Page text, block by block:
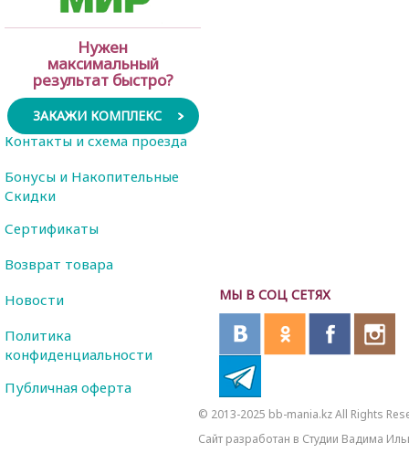
Нужен
максимальный
результат быстро?
ЗАКАЖИ КОМПЛЕКС
МЫ В СОЦ СЕТЯХ
Контакты и схема проезда
Бонусы и Накопительные
Скидки
Сертификаты
Возврат товара
Новости
Политика
конфиденциальности
Публичная оферта
© 2013-2025 bb-mania.kz All Rights
Сайт разработан в Студии Вадима